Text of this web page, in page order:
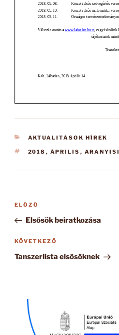
KATEGÓRIÁK
AKTUALITÁSOK HÍREK
CÍMKÉK
2018 , ÁPRILIS , ARANYISI
Bejegyzés
Korábbi
bejegyzés
ELŐZŐ
Elsősök beiratkozása
Következő
bejegyzés
KÖVETKEZŐ
Tanszerlista elsősöknek